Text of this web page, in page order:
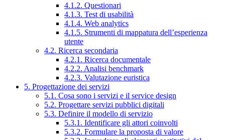
4.1.2. Questionari
4.1.3. Test di usabilità
4.1.4. Web analytics
4.1.5. Strumenti di mappatura dell’esperienza
utente
4.2. Ricerca secondaria
4.2.1. Ricerca documentale
4.2.2. Analisi benchmark
4.2.3. Valutazione euristica
5. Progettazione dei servizi
5.1. Cosa sono i servizi e il service design
5.2. Progettare servizi pubblici digitali
5.3. Definire il modello di servizio
5.3.1. Identificare gli attori coinvolti
5.3.2. Formulare la proposta di valore